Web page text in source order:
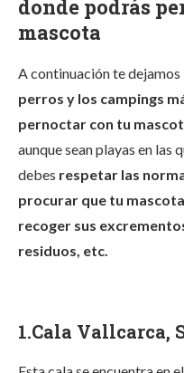
donde podrás
mascota
A continuación te dejamos
perros y los campings
pernoctar con tu
aunque sean playas en las
debes respetar las
procurar que tu
recoger sus
residuos, etc.
1.Cala Vallcarca,